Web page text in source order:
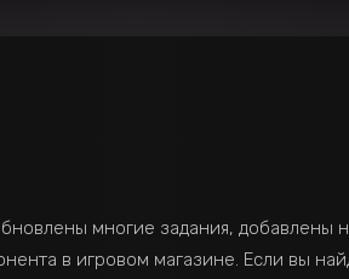
многие задания,
в игровом магазине. Если вы